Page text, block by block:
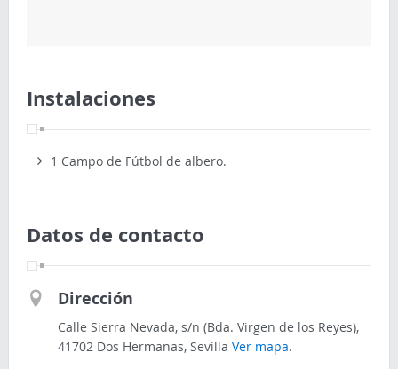
Instalaciones
1 Campo de Fútbol de albero.
Datos de contacto
Dirección
Calle Sierra Nevada, s/n (Bda. Virgen de los Reyes),
41702 Dos Hermanas, Sevilla Ver mapa.